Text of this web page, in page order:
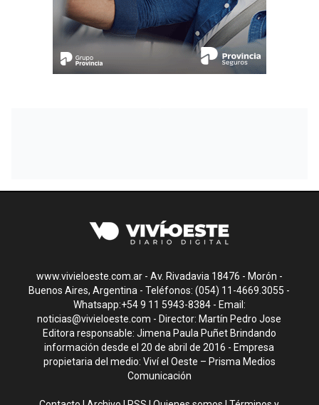
www.vivieloeste.com.ar - Av. Rivadavia 18476 - Morón -
Buenos Aires, Argentina - Teléfonos: (054) 11-4669.3055 -
Whatsapp:+54 9 11 5943-8384 - Email:
noticias@vivieloeste.com - Director: Martín Pedro Jose
Editora responsable: Jimena Paula Puñet Brindando
información desde el 20 de abril de 2016 - Empresa
propietaria del medio: Viví el Oeste – Prisma Medios
Comunicación